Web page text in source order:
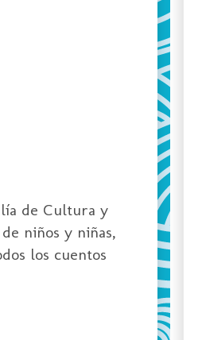
de Cultura y
niños y niñas,
los cuentos